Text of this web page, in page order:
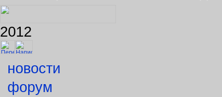
2012
новости
форум